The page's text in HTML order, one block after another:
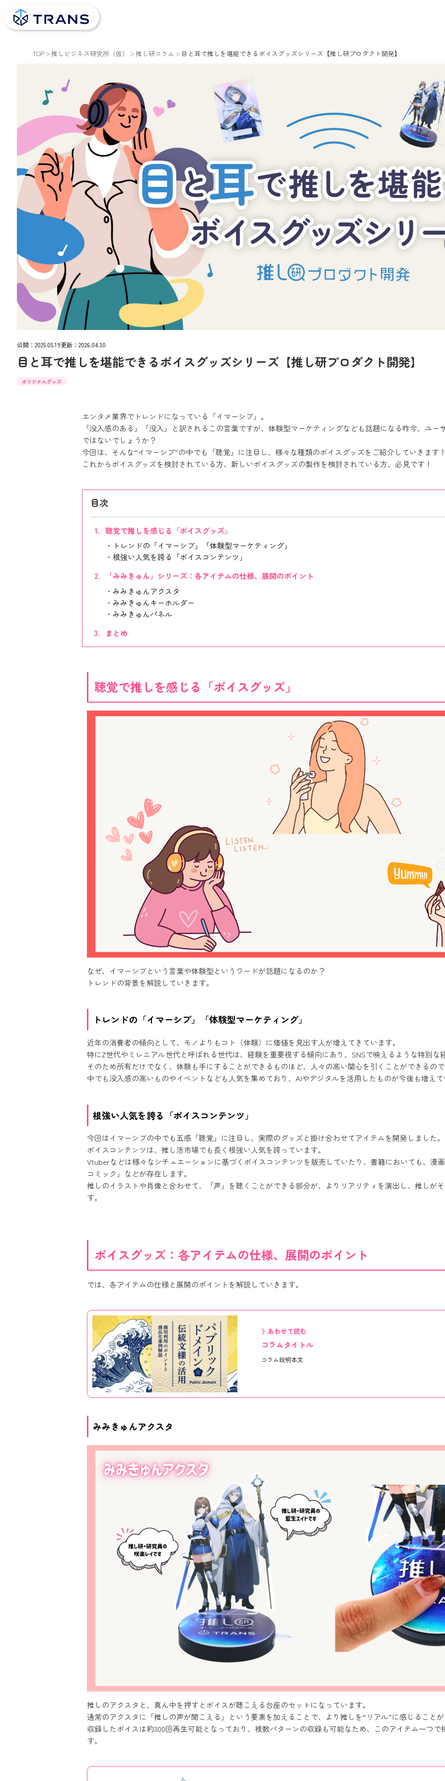
TOP 推しビジネス研究所（仮） 推し研コラム 目と耳で推しを堪能できるボイスグッズシリーズ【推し研プロダクト開発】
公開： 2025.05.19更新： 2026.04.30
目と耳で推しを堪能できるボイスグッズシリーズ【推し研プロダクト開発】
オリジナルグッズ
エンタメ業界でトレンドになっている「イマーシブ」。
「没入感のある」「没入」と訳されるこの言葉ですが、体験型マーケティングなども話題になる昨今、ユ
ではないでしょうか？
今回は、そんな“イマーシブ”の中でも「聴覚」に注目し、様々な種類のボイスグッズをご紹介していきます
これからボイスグッズを検討されている方、新しいボイスグッズの製作を検討されている方、必見です！
目次
聴覚で推しを感じる「ボイスグッズ」
トレンドの「イマーシブ」「体験型マーケティング」
根強い人気を誇る「ボイスコンテンツ」
「みみきゅん」シリーズ：各アイテムの仕様、展開のポイント
みみきゅんアクスタ
みみきゅんキーホルダー
みみきゅんパネル
まとめ
聴覚で推しを感じる「ボイスグッズ」
なぜ、イマーシブという言葉や体験型というワードが話題になるのか？
トレンドの背景を解説していきます。
トレンドの「イマーシブ」「体験型マーケティング」
近年の消費者の傾向として、モノよりもコト（体験）に価値を見出す人が増えてきています。
特にZ世代やミレニアル世代と呼ばれる世代は、経験を重要視する傾向にあり、SNSで映えるような特別
そのため所有だけでなく、体験も手にすることができるものほど、人々の高い関心を引くことができるの
中でも没入感の高いものやイベントなども人気を集めており、AIやデジタルを活用したものが今後も増え
根強い人気を誇る「ボイスコンテンツ」
今回はイマーシブの中でも五感「聴覚」に注目し、実際のグッズと掛け合わせてアイテムを開発しました。
ボイスコンテンツは、推し活市場でも長く根強い人気を誇っています。
Vtuberなどは様々なシチュエーションに基づくボイスコンテンツを販売していたり、書籍においても、漫
コミック」などが存在します。
推しのイラストや肖像と合わせて、「声」を聴くことができる部分が、よりリアリティを演出し、推しが
す。
ボイスグッズ：各アイテムの仕様、展開のポイント
では、各アイテムの仕様と展開のポイントを解説していきます。
》あわせて読む
コラムタイトル
コラム説明本文
みみきゅんアクスタ
推しのアクスタと、真ん中を押すとボイスが聴こえる台座のセットになっています。
通常のアクスタに「推しの声が聞こえる」という要素を加えることで、より推しを“リアル”に感じること
収録したボイスは約300回再生可能となっており、複数パターンの収録も可能なため、このアイテム一つ
す。